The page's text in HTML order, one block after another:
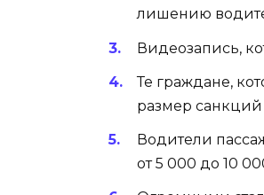
лишению
Видеозапись,
Те граждане,
размер санкций
Водители
от 5 000 до 10